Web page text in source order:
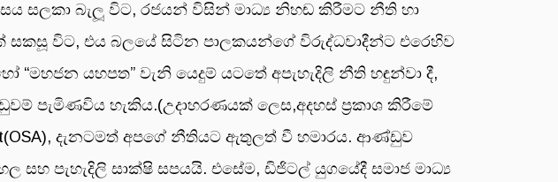
සලකා බැලූ විට, රජයන් විසින් මාධ්‍ය නිහඬ කිරීමට නීති හා
විට, එය බලයේ සිටින පාලකයන්ගේ විරුද්ධවාදීන්ට එරෙහිව
යහපත” වැනි යෙදුම් යටතේ අපැහැදිලි නීති හඳුන්වා දී,
පැමිණවිය හැකිය.(උදාහරණයක් ලෙස,අදහස් ප්‍රකාශ කිරීමේ
දැනටමත් අපගේ නීතියට ඇතුලත් වී හමාරය. ආණ්ඩුව
සහ පැහැදිලි සාක්ෂි සපයයි. එසේම, ඩිජිටල් යුගයේදී සමාජ මාධ්‍ය